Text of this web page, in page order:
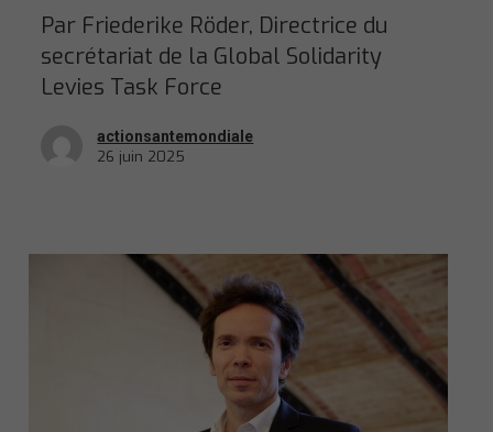
Par Friederike Röder, Directrice du
secrétariat de la Global Solidarity
Levies Task Force
actionsantemondiale
26 juin 2025